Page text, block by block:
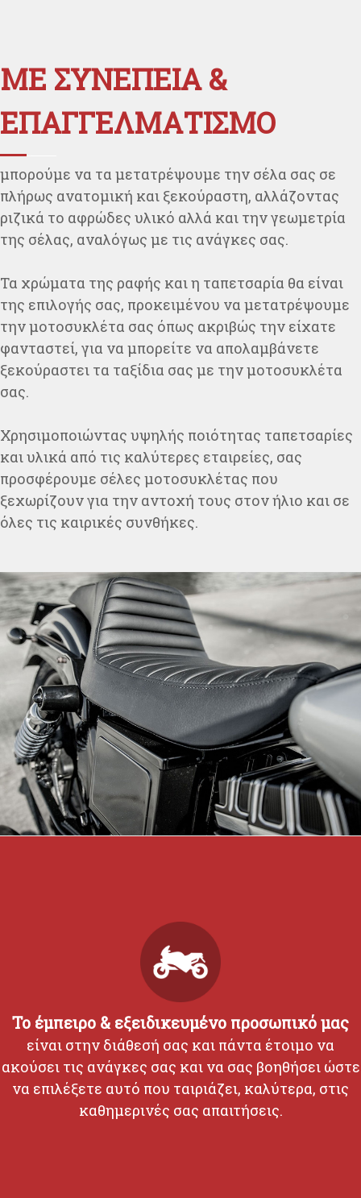
ΜΕ ΣΥΝΕΠΕΙΑ &
ΕΠΑΓΓΕΛΜΑΤΙΣΜΟ
μπορούμε να τα μετατρέψουμε την σέλα σας σε
πλήρως ανατομική και ξεκούραστη, αλλάζοντας
ριζικά το αφρώδες υλικό αλλά και την γεωμετρία
της σέλας, αναλόγως με τις ανάγκες σας.
Τα χρώματα της ραφής και η ταπετσαρία θα είναι
της επιλογής σας, προκειμένου να μετατρέψουμε
την μοτοσυκλέτα σας όπως ακριβώς την είχατε
φανταστεί, για να μπορείτε να απολαμβάνετε
ξεκούραστει τα ταξίδια σας με την μοτοσυκλέτα
σας.
Χρησιμοποιώντας υψηλής ποιότητας ταπετσαρίες
και υλικά από τις καλύτερες εταιρείες, σας
προσφέρουμε σέλες μοτοσυκλέτας που
ξεχωρίζουν για την αντοχή τους στον ήλιο και σε
όλες τις καιρικές συνθήκες.
Το έμπειρο & εξειδικευμένο προσωπικό μας
είναι στην διάθεσή σας και πάντα έτοιμο να
ακούσει τις ανάγκες σας και να σας βοηθήσει ώστε
να επιλέξετε αυτό που ταιριάζει, καλύτερα, στις
καθημερινές σας απαιτήσεις.